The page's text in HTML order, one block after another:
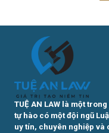
TUỆ AN LAW là một
tự hào có một đội ngũ
uy tín, chuyên nghiệp và